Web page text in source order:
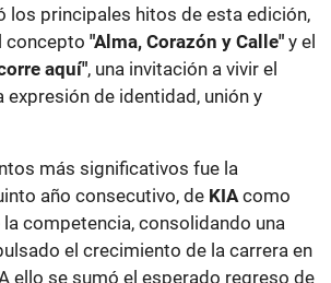
los principales hitos de esta edición,
concepto "Alma, Corazón y Calle" y el
aquí", una invitación a vivir el
de identidad, unión y
más significativos fue la
año consecutivo, de KIAcomo
la competencia, consolidando una
el crecimiento de la carrera en
ello se sumó el esperado regreso de